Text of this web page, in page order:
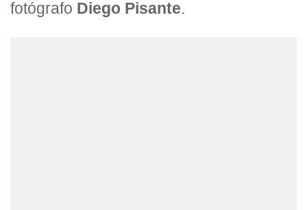
fotógrafo Diego Pisante.